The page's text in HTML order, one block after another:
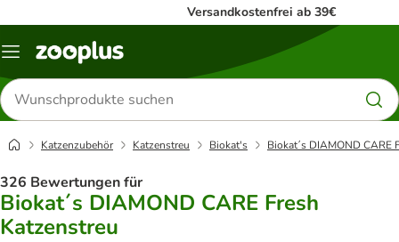
Versandkostenfrei ab 39€
Menü
Produkte
suchen
Katzenzubehör Katzenstreu Biokat's Biokat´s DIAMOND CARE
326 Bewertungen für
Biokat´s DIAMOND CARE Fresh
Katzenstreu